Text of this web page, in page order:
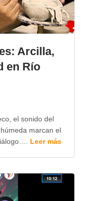
Arcilla,
en Río
el sonido del
marcan el
Leer más